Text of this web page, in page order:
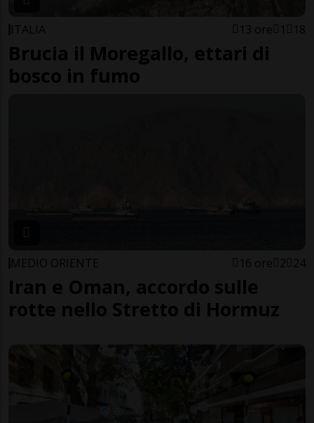
ITALIA 13 ore 1 18
Brucia il Moregallo, ettari di
bosco in fumo
MEDIO ORIENTE 16 ore 2 24
Iran e Oman, accordo sulle
rotte nello Stretto di Hormuz